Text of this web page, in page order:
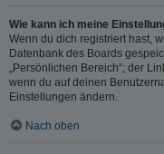
Wie kann ich meine
Wenn du dich registriert hast,
Datenbank des Boards
„Persönlichen Bereich“; der
wenn du auf deinen
Einstellungen ändern.
Nach oben